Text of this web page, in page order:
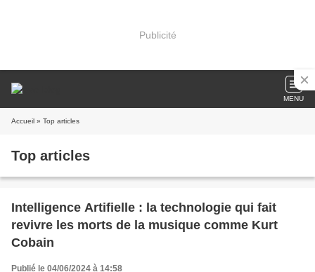
Publicité
MENU
Accueil » Top articles
Top articles
Intelligence Artifielle : la technologie qui fait
revivre les morts de la musique comme Kurt
Cobain
Publié le 04/06/2024 à 14:58